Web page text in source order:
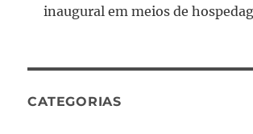
inaugural em meios de
CATEGORIAS